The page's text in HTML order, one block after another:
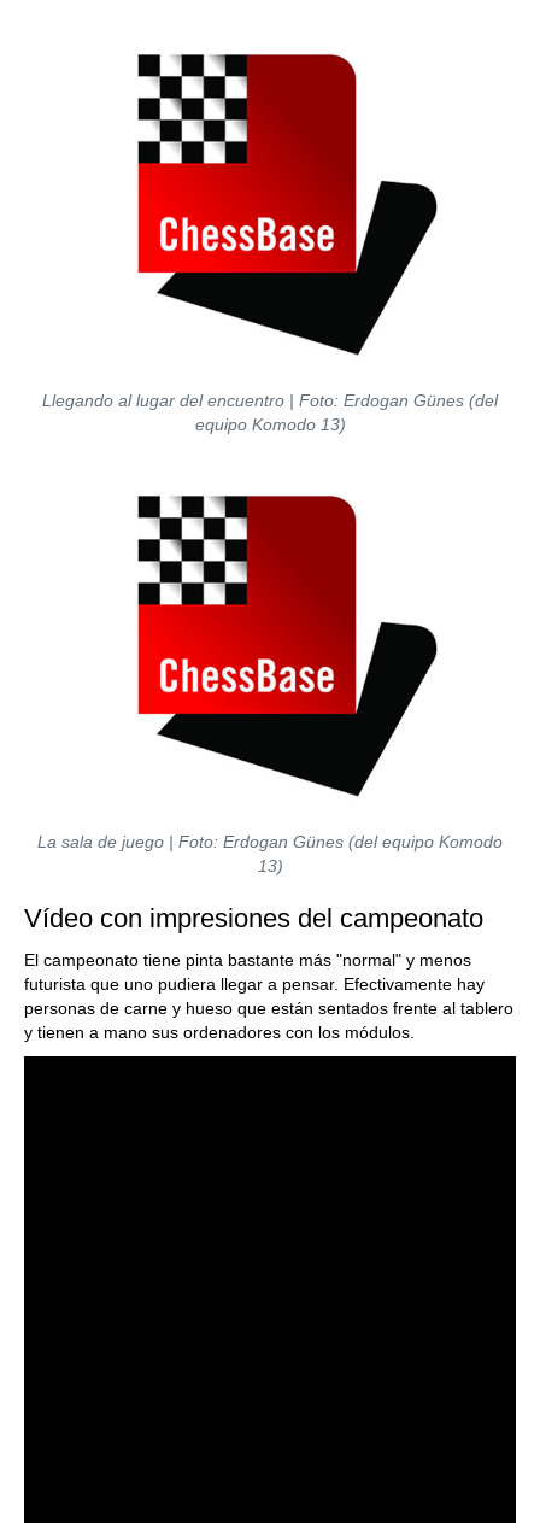
Llegando al lugar del encuentro | Foto: Erdogan Günes (del
equipo Komodo 13)
La sala de juego | Foto: Erdogan Günes (del equipo Komodo
13)
Vídeo con impresiones del campeonato
El campeonato tiene pinta bastante más "normal" y menos
futurista que uno pudiera llegar a pensar. Efectivamente hay
personas de carne y hueso que están sentados frente al tablero
y tienen a mano sus ordenadores con los módulos.